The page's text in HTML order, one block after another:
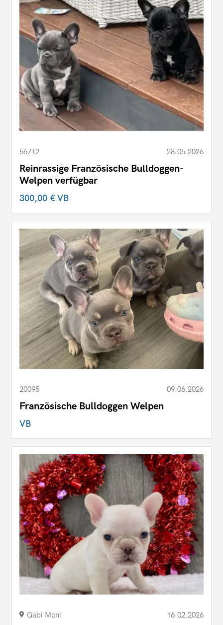
56712 28.05.2026
Reinrassige Französische Bulldoggen-
Welpen verfügbar
300,00 €VB
20095 09.06.2026
Französische Bulldoggen Welpen
VB
Gabi Moni 16.02.2026